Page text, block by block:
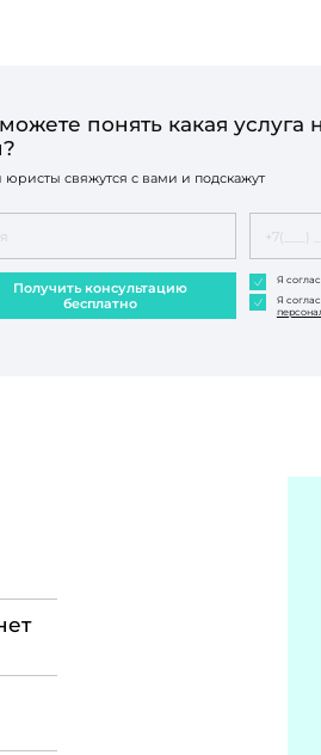
понять какая
свяжутся с вами и подскажут
Получить консультацию
бесплатно
Я
Я